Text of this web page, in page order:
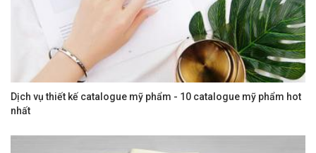
Dịch vụ thiết kế catalogue mỹ phẩm - 10 catalogue mỹ phẩm hot
nhất